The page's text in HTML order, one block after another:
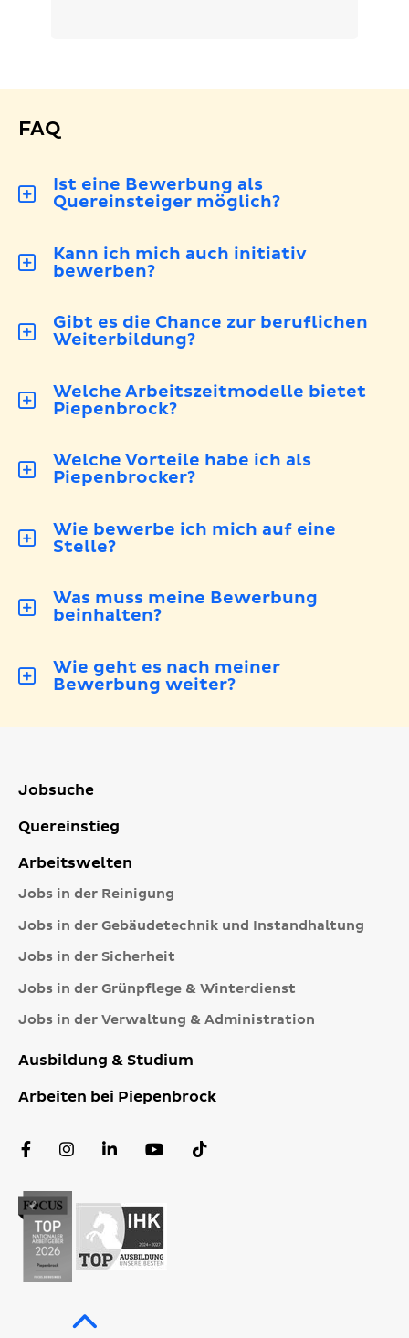
FAQ
Ist eine Bewerbung als
Quereinsteiger möglich?
Kann ich mich auch initiativ
bewerben?
Gibt es die Chance zur beruflichen
Weiterbildung?
Welche Arbeitszeitmodelle bietet
Piepenbrock?
Welche Vorteile habe ich als
Piepenbrocker?
Wie bewerbe ich mich auf eine
Stelle?
Was muss meine Bewerbung
beinhalten?
Wie geht es nach meiner
Bewerbung weiter?
Jobsuche
Quereinstieg
Arbeitswelten
Jobs in der Reinigung
Jobs in der Gebäudetechnik und Instandhaltung
Jobs in der Sicherheit
Jobs in der Grünpflege & Winterdienst
Jobs in der Verwaltung & Administration
Ausbildung & Studium
Arbeiten bei Piepenbrock
FacebookInstagram
LinkedInYouTube